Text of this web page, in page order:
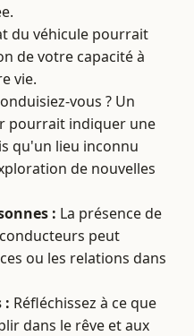
du véhicule pourrait
de votre capacité à
vie.
vous ? Un
pourrait indiquer une
qu'un lieu inconnu
de nouvelles
: La présence de
peut
ou les relations dans
: Réfléchissez à ce que
dans le rêve et aux